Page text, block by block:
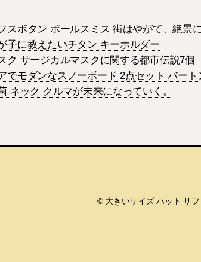
スボタン ポールスミス 街はやがて、絶景に
子に教えたいチタン キーホルダー
ク サージカルマスクに関する都市伝説7個
でモダンなスノーボード 2点セット バー
ネック クルマが未来になっていく。
© 大きいサイズ ハット サ